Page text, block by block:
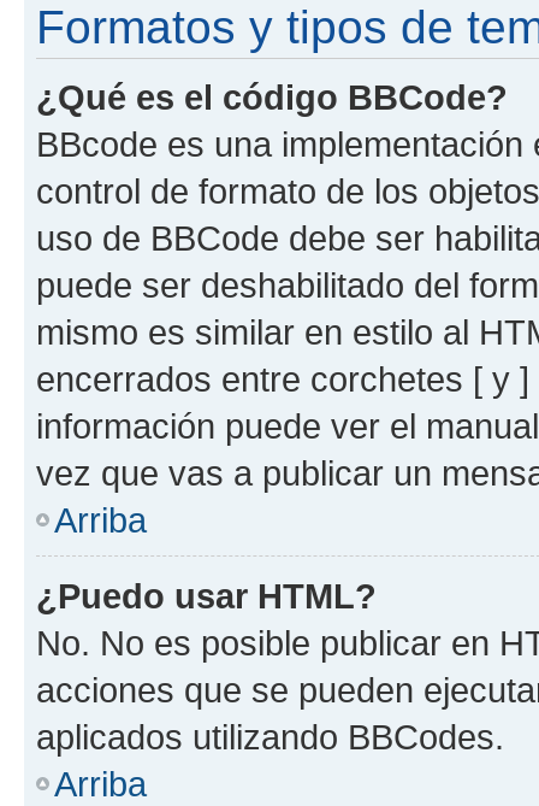
Formatos y tipos de
¿Qué es el código BBCode?
BBcode es una
control de formato de los
uso de BBCode debe ser
puede ser deshabilitado del
mismo es similar en estilo al
encerrados entre corchetes [ y
información puede ver el
vez que vas a publicar un
Arriba
¿Puedo usar HTML?
No. No es posible publicar en
acciones que se pueden
aplicados utilizando BBCodes.
Arriba